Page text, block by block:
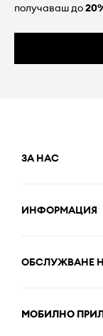
получаваш до
ЗА НАС
ИНФОРМАЦИЯ
ОБСЛУЖВАНЕ
МОБИЛНО